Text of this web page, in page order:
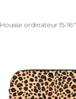
Housse ordinateur 15-16''